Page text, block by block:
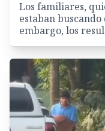
Los familiares,
estaban
embargo, los